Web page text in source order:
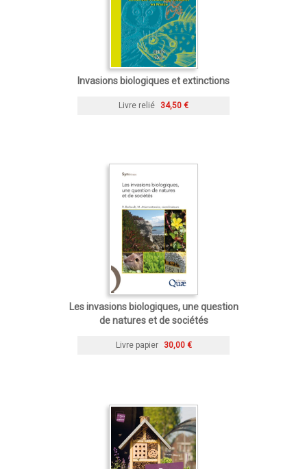
Invasions biologiques et extinctions
Livre relié 34,50 €
Les invasions biologiques, une question
de natures et de sociétés
Livre papier 30,00 €